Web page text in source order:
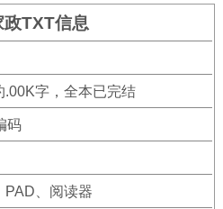
政TXT信息
.00K字，全本已完结
码
PAD、阅读器